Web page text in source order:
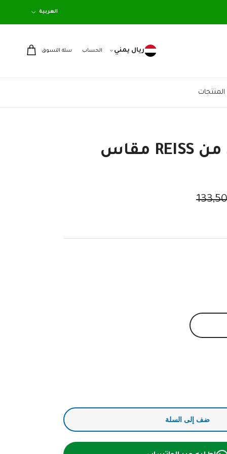
العربية
ريال يمني الحساب سلة التسوق
كوت نسائي من REISS مقاس
الاصلي
ضف إلى السلة